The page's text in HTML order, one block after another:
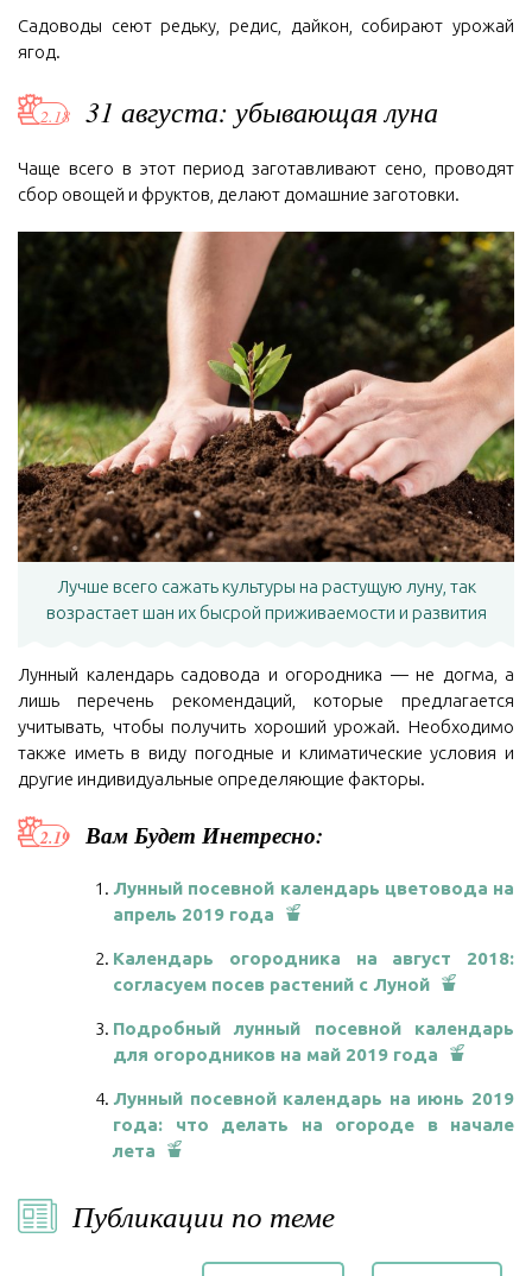
Садоводы сеют редьку, редис, дайкон, собирают урожай
ягод.
31 августа: убывающая луна
Чаще всего в этот период заготавливают сено, проводят
сбор овощей и фруктов, делают домашние заготовки.
Лучше всего сажать культуры на растущую луну, так
возрастает шан их бысрой приживаемости и развития
Лунный календарь садовода и огородника — не догма, а
лишь перечень рекомендаций, которые предлагается
учитывать, чтобы получить хороший урожай. Необходимо
также иметь в виду погодные и климатические условия и
другие индивидуальные определяющие факторы.
Вам Будет Инетресно:
Лунный посевной календарь цветовода на
апрель 2019 года
Календарь огородника на август 2018:
согласуем посев растений с Луной
Подробный лунный посевной календарь
для огородников на май 2019 года
Лунный посевной календарь на июнь 2019
года: что делать на огороде в начале
лета
Публикации по теме